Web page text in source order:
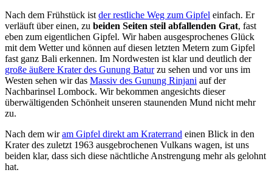
Nach dem Frühstück ist der restliche Weg zum Gipfel einfach. Er
verläuft über einen, zu beiden Seiten steil abfallenden Grat, fast
eben zum eigentlichen Gipfel. Wir haben ausgesprochenes Glück
mit dem Wetter und können auf diesen letzten Metern zum Gipfel
fast ganz Bali erkennen. Im Nordwesten ist klar und deutlich der
große äußere Krater des Gunung Baturzu sehen und vor uns im
Westen sehen wir das Massiv des Gunung Rinjani auf der
Nachbarinsel Lombock. Wir bekommen angesichts dieser
überwältigenden Schönheit unseren staunenden Mund nicht mehr
zu.
Nach dem wiram Gipfel direkt am Kraterrand einen Blick in den
Krater des zuletzt 1963 ausgebrochenen Vulkans wagen, ist uns
beiden klar, dass sich diese nächtliche Anstrengung mehr als gelohnt
hat.